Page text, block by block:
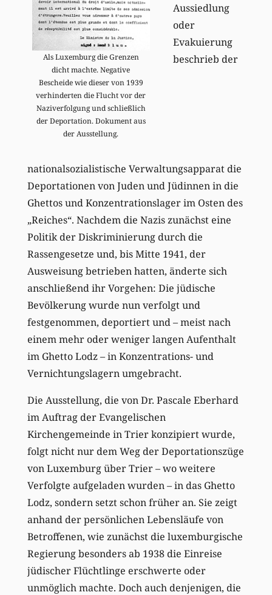
Als Luxemburg die Grenzen
dicht machte. Negative
Bescheide wie dieser von 1939
verhinderten die Flucht vor der
Naziverfolgung und schließlich
der Deportation. Dokument aus
der Ausstellung.
Aussiedlung
oder
Evakuierung
beschrieb der
nationalsozialistische Verwaltungsapparat die
Deportationen von Juden und Jüdinnen in die
Ghettos und Konzentrationslager im Osten des
„Reiches“. Nachdem die Nazis zunächst eine
Politik der Diskriminierung durch die
Rassengesetze und, bis Mitte 1941, der
Ausweisung betrieben hatten, änderte sich
anschließend ihr Vorgehen: Die jüdische
Bevölkerung wurde nun verfolgt und
festgenommen, deportiert und – meist nach
einem mehr oder weniger langen Aufenthalt
im Ghetto Lodz – in Konzentrations- und
Vernichtungslagern umgebracht.
Die Ausstellung, die von Dr. Pascale Eberhard
im Auftrag der Evangelischen
Kirchengemeinde in Trier konzipiert wurde,
folgt nicht nur dem Weg der Deportationszüge
von Luxemburg über Trier – wo weitere
Verfolgte aufgeladen wurden – in das Ghetto
Lodz, sondern setzt schon früher an. Sie zeigt
anhand der persönlichen Lebensläufe von
Betroffenen, wie zunächst die luxemburgische
Regierung besonders ab 1938 die Einreise
jüdischer Flüchtlinge erschwerte oder
unmöglich machte. Doch auch denjenigen, die